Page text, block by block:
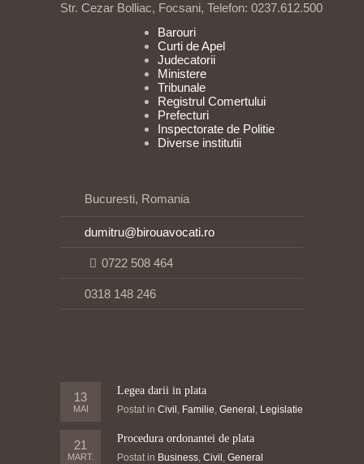
Str. Cezar Bolliac, Focsani, Telefon: 0237.612.500
Barouri
Curti de Apel
Judecatorii
Ministere
Tribunale
Registrul Comertului
Prefecturi
Inspectorate de Politie
Diverse institutii
Bucuresti, Romania
dumitru@birouavocati.ro
0722 508 464
0318 148 246
13
MAI
Legea darii in plata
Postat in Civil , Familie, General , Legislatie
21
MART.
Procedura ordonantei de plata
Postat in Business, Civil , General